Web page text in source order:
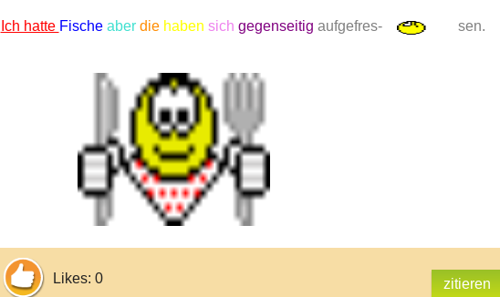
Ich hatte Fische aber die haben sich gegenseitig aufgefres- sen.
Likes: 0 zitieren